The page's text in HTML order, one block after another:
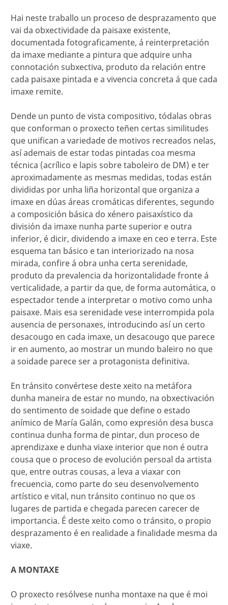
Hai neste traballo un proceso de desprazamento que
vai da obxectividade da paisaxe existente,
documentada fotograficamente, á reinterpretación
da imaxe mediante a pintura que adquire unha
connotación subxectiva, produto da relación entre
cada paisaxe pintada e a vivencia concreta á que cada
imaxe remite.
Dende un punto de vista compositivo, tódalas obras
que conforman o proxecto teñen certas similitudes
que unifican a variedade de motivos recreados nelas,
así ademais de estar todas pintadas coa mesma
técnica (acrílico e lapis sobre taboleiro de DM) e ter
aproximadamente as mesmas medidas, todas están
divididas por unha liña horizontal que organiza a
imaxe en dúas áreas cromáticas diferentes, segundo
a composición básica do xénero paisaxístico da
división da imaxe nunha parte superior e outra
inferior, é dicir, dividendo a imaxe en ceo e terra. Este
esquema tan básico e tan interiorizado na nosa
mirada, confire á obra unha certa serenidade,
produto da prevalencia da horizontalidade fronte á
verticalidade, a partir da que, de forma automática, o
espectador tende a interpretar o motivo como unha
paisaxe. Mais esa serenidade vese interrompida pola
ausencia de personaxes, introducindo así un certo
desacougo en cada imaxe, un desacougo que parece
ir en aumento, ao mostrar un mundo baleiro no que
a soidade parece ser a protagonista definitiva.
En tránsito convértese deste xeito na metáfora
dunha maneira de estar no mundo, na obxectivación
do sentimento de soidade que define o estado
anímico de María Galán, como expresión desa busca
continua dunha forma de pintar, dun proceso de
aprendizaxe e dunha viaxe interior que non é outra
cousa que o proceso de evolución persoal da artista
que, entre outras cousas, a leva a viaxar con
frecuencia, como parte do seu desenvolvemento
artístico e vital, nun tránsito continuo no que os
lugares de partida e chegada parecen carecer de
importancia. É deste xeito como o tránsito, o propio
desprazamento é en realidade a finalidade mesma da
viaxe.
A MONTAXE
O proxecto resólvese nunha montaxe na que é moi